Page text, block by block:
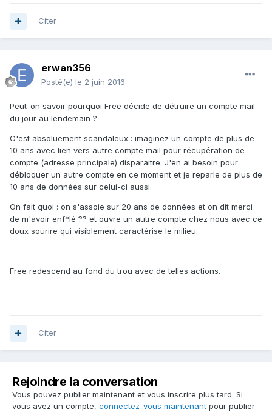
Citer
erwan356
Posté(e) le 2 juin 2016
Peut-on savoir pourquoi Free décide de détruire un compte mail
du jour au lendemain ?
C'est absoluement scandaleux : imaginez un compte de plus de
10 ans avec lien vers autre compte mail pour récupération de
compte (adresse principale) disparaitre. J'en ai besoin pour
débloquer un autre compte en ce moment et je reparle de plus de
10 ans de données sur celui-ci aussi.
On fait quoi : on s'assoie sur 20 ans de données et on dit merci
de m'avoir enf*lé ?? et ouvre un autre compte chez nous avec ce
doux sourire qui visiblement caractérise le milieu.
Free redescend au fond du trou avec de telles actions.
Citer
Rejoindre la conversation
Vous pouvez publier maintenant et vous inscrire plus tard. Si
vous avez un compte, connectez-vous maintenant pour publier